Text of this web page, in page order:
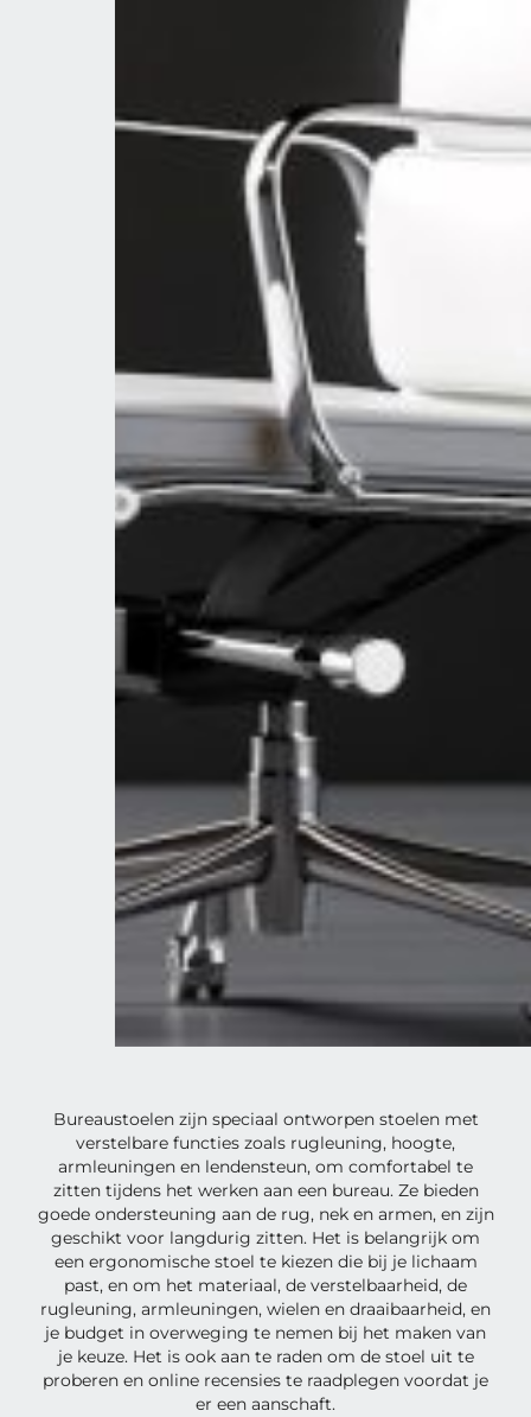
Bureaustoelen zijn speciaal ontworpen stoelen met
verstelbare functies zoals rugleuning, hoogte,
armleuningen en lendensteun, om comfortabel te
zitten tijdens het werken aan een bureau. Ze bieden
goede ondersteuning aan de rug, nek en armen, en zijn
geschikt voor langdurig zitten. Het is belangrijk om
een ergonomische stoel te kiezen die bij je lichaam
past, en om het materiaal, de verstelbaarheid, de
rugleuning, armleuningen, wielen en draaibaarheid, en
je budget in overweging te nemen bij het maken van
je keuze. Het is ook aan te raden om de stoel uit te
proberen en online recensies te raadplegen voordat je
er een aanschaft.